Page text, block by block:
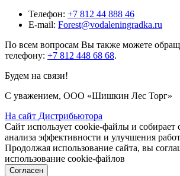
Телефон: +7 812 44 888 46
E-mail: Forest@vodaleningradka.ru
По всем вопросам Вы также можете
телефону: +7 812 448 68 68.
Будем на связи!
С уважением, ООО «Шишкин Лес Торг»
На сайт Дистрибьютора
Сайт использует cookie-файлы и собирает
анализа эффективности и улучшения
Продолжая использование сайта, вы
использование cookie-файлов
Согласен